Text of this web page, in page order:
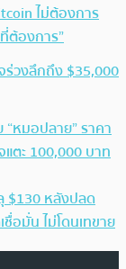
ไม่ต้องการ
ต้องการ”
ร่วงลึกถึง $35,000
หมอปลาย” ราคา
ตะ 100,000 บาท
$130 หลังปลด
อมั่น ไม่โดนเทขาย